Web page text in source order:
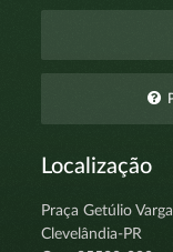
Localização
Praça Getúlio
Clevelândia-PR